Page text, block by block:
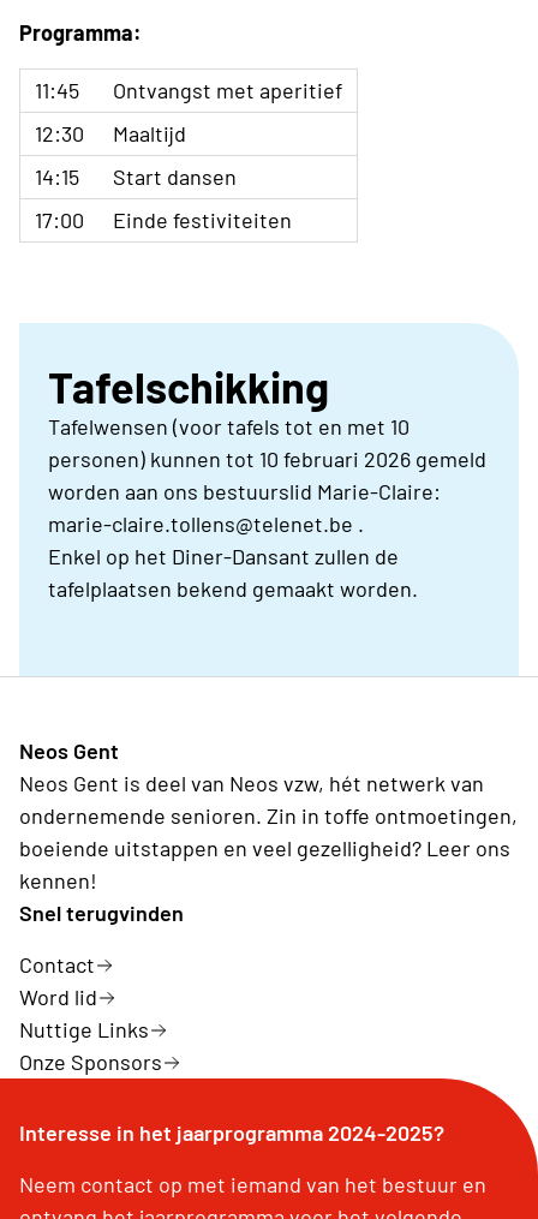
Programma:
11:45
Ontvangst met aperitief
12:30
Maaltijd
14:15
Start dansen
17:00
Einde festiviteiten
Tafelschikking
Tafelwensen (voor tafels tot en met 10
personen) kunnen tot 10 februari 2026 gemeld
worden aan ons bestuurslid Marie-Claire:
marie-claire.tollens@telenet.be .
Enkel op het Diner-Dansant zullen de
tafelplaatsen bekend gemaakt worden.
Neos Gent
Neos Gent is deel van Neos vzw, hét netwerk van
ondernemende senioren. Zin in toffe ontmoetingen,
boeiende uitstappen en veel gezelligheid? Leer ons
kennen!
Snel terugvinden
Contact
Word lid
Nuttige Links
Onze Sponsors
Interesse in het jaarprogramma 2024-2025?
Neem contact op met iemand van het bestuur en